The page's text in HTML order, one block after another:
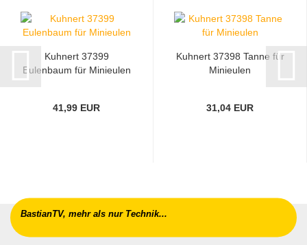
Kuhnert 37399
Eulenbaum für Minieulen
41,99 EUR
Kuhnert 37398 Tanne für
Minieulen
31,04 EUR
BastianTV, mehr als nur Technik...